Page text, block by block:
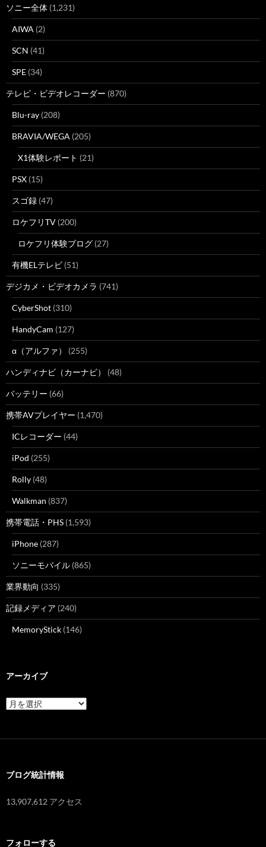
ソニー全体 (1,231)
AIWA (2)
SCN (41)
SPE (34)
テレビ・ビデオレコーダー (870)
Blu-ray (208)
BRAVIA/WEGA (205)
X1体験レポート (21)
PSX (15)
スゴ録 (47)
ロケフリTV (200)
ロケフリ体験ブログ (27)
有機ELテレビ (51)
デジカメ・ビデオカメラ (741)
CyberShot (310)
HandyCam (127)
α（アルファ） (255)
ハンディナビ（カーナビ） (48)
バッテリー (66)
携帯AVプレイヤー (1,470)
ICレコーダー (44)
iPod (255)
Rolly (48)
Walkman (837)
携帯電話・PHS (1,593)
iPhone (287)
ソニーモバイル (865)
業界動向 (335)
記録メディア (240)
MemoryStick (146)
アーカイブ
ア
ー
ブログ統計情報
13,907,612 アクセス
フォローする